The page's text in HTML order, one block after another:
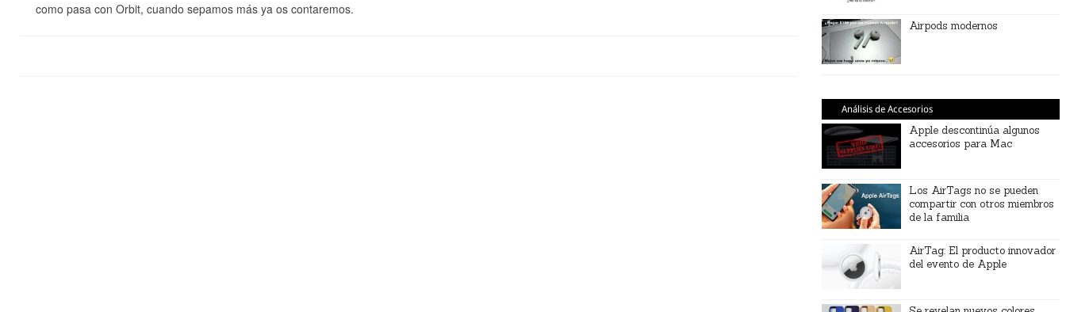
como pasa con Orbit, cuando sepamos más ya os contaremos.
Airpods modernos
Análisis de Accesorios
Apple descontinúa algunos
accesorios para Mac
Los AirTags no se pueden
compartir con otros miembros
de la familia
AirTag: El producto innovador
del evento de Apple